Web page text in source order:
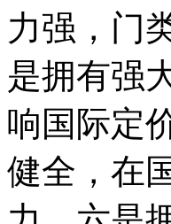
力强，门
是拥有强
响国际定
健全，在